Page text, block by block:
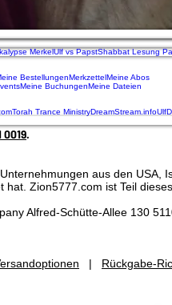
MerkelUlf vs PapstShabbat Lesung
BestellungenMerkzettelMeine Abos
Meine BuchungenMeine Dateien
Torah Trance MinistryDreamStream.info
0019‬.
aus den
Zion5777.com ist Teil
Alfred-Schütte-Allee 130
| Rückgabe-